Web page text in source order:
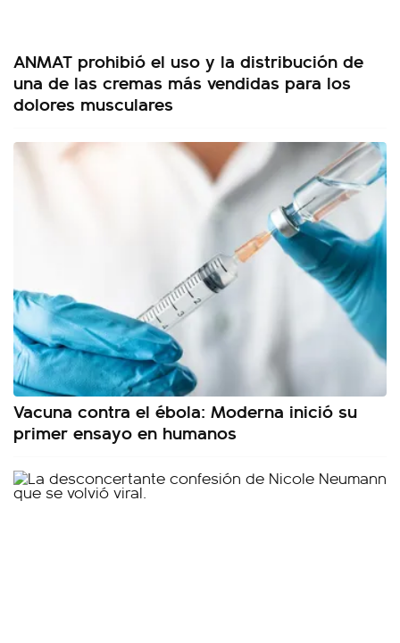
ANMAT prohibió el uso y la distribución de
una de las cremas más vendidas para los
dolores musculares
Vacuna contra el ébola: Moderna inició su
primer ensayo en humanos